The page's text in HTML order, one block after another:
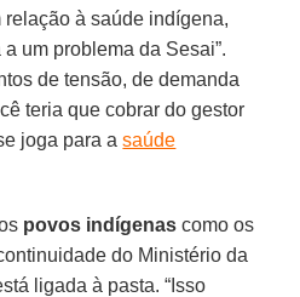
à saúde indígena,
um problema da Sesai”.
de tensão, de demanda
teria que cobrar do gestor
joga para asaúde
povos indígenas como os
do Ministério da
ligada à pasta. “Isso